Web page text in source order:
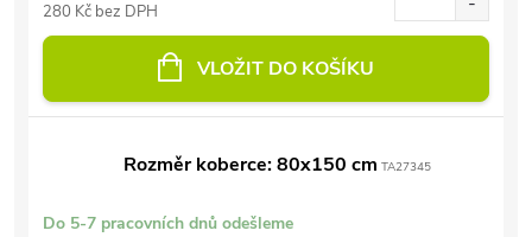
280 Kč bez DPH
VLOŽIT DO KOŠÍKU
Rozměr koberce: 80x150 cm TA27345
Do 5-7 pracovních dnů odešleme